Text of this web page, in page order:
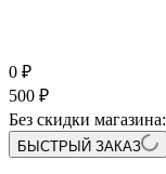
0 ₽
500 ₽
Без скидки магазина:
БЫСТРЫЙ ЗАКАЗ